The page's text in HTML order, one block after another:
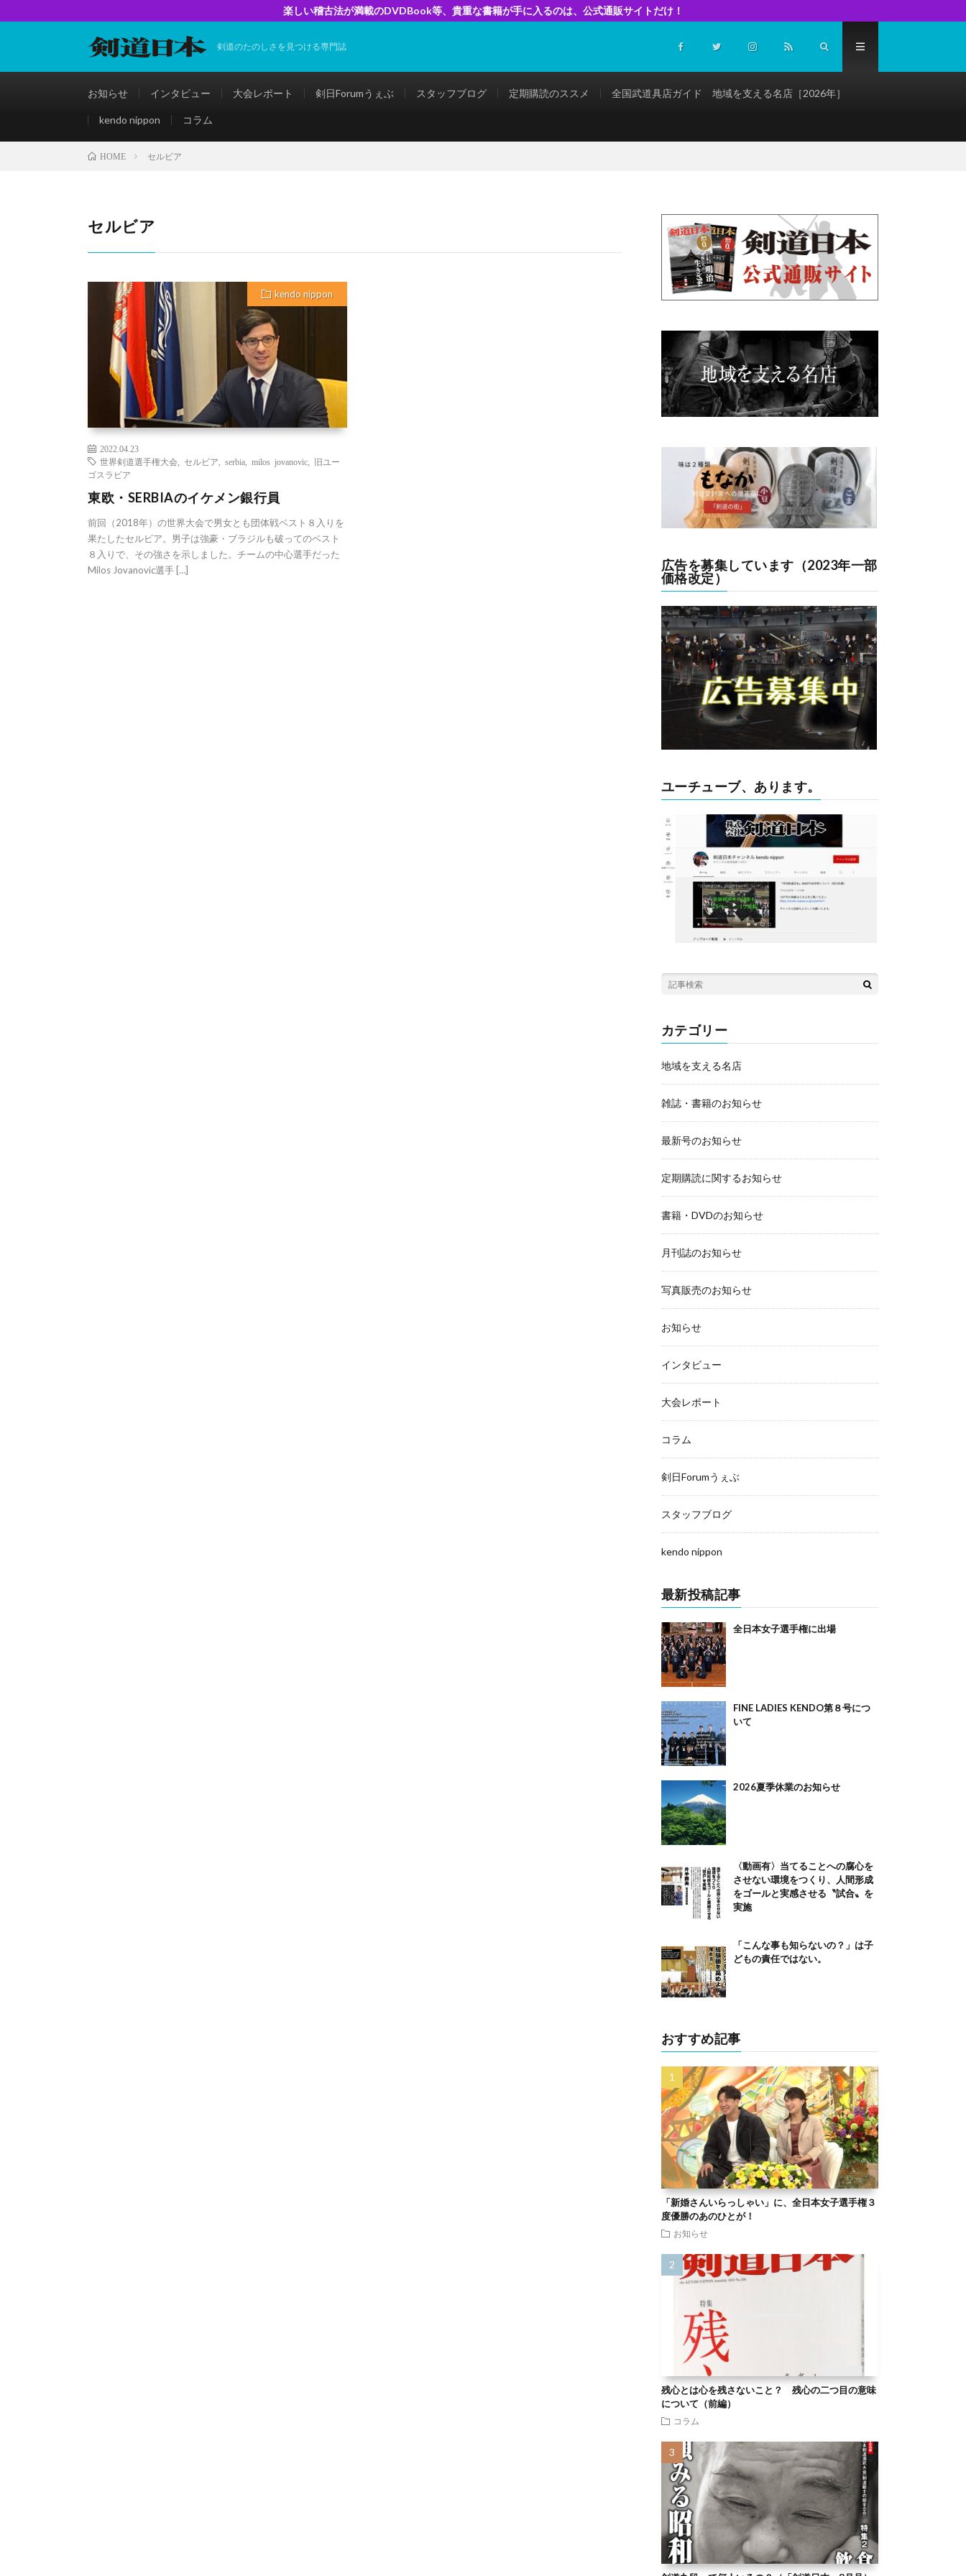
楽しい稽古法が満載のDVDBook等、貴重な書籍が手に入るのは、公式通販サイトだけ！
剣道のたのしさを見つける専門誌
お知らせ インタビュー 大会レポート 剣日Forumうぇぶ スタッフブログ 定期購読のススメ 全国武道具店ガイド 地域を支える名店［2026年］
kendo nippon コラム
HOME セルビア
セルビア
kendo nippon
2022.04.23
世界剣道選手権大会
セルビア serbia milos jovanovic
旧ユー
ゴスラビア
東欧・SERBIAのイケメン銀行員
前回（2018年）の世界大会で男女とも団体戦ベスト８入りを
果たしたセルビア。男子は強豪・ブラジルも破ってのベスト
８入りで、その強さを示しました。チームの中心選手だった
Milos Jovanovic選手 […]
広告を募集しています（2023年一部
価格改定）
ユーチューブ、あります。
カテゴリー
地域を支える名店
雑誌・書籍のお知らせ
最新号のお知らせ
定期購読に関するお知らせ
書籍・DVDのお知らせ
月刊誌のお知らせ
写真販売のお知らせ
お知らせ
インタビュー
大会レポート
コラム
剣日Forumうぇぶ
スタッフブログ
kendo nippon
最新投稿記事
全日本女子選手権に出場
FINE LADIES KENDO第８号につ
いて
2026夏季休業のお知らせ
〈動画有〉当てることへの腐心を
させない環境をつくり、人間形成
をゴールと実感させる〝試合〟を
実施
「こんな事も知らないの？」は子
どもの責任ではない。
おすすめ記事
「新婚さんいらっしゃい」に、全日本女子選手権３
度優勝のあのひとが！
お知らせ
残心とは心を残さないこと？ 残心の二つ目の意味
について（前編）
コラム